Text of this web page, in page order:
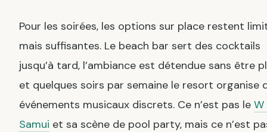
Pour les soirées, les options sur place restent
mais suffisantes. Le beach bar sert des cocktails
jusqu’à tard, l’ambiance est détendue sans être
et quelques soirs par semaine le resort organise
événements musicaux discrets. Ce n’est pas le W
Samui et sa scène de pool party, mais ce n’est